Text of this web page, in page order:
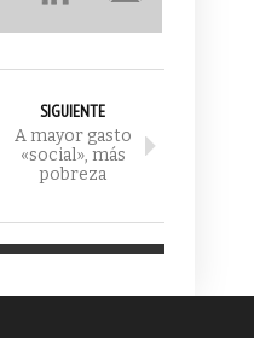
SIGUIENTE
A mayor gasto
«social», más
pobreza